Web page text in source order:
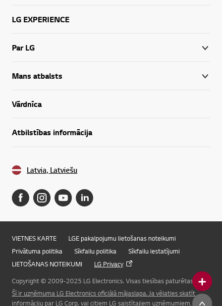
Online Chat
LG EXPERIENCE
Par LG
Mans atbalsts
Vārdnīca
Atbilstības informācija
Latvia, Latviešu
VIETNES KARTE
LGE pakalpojumu lietošanas noteikumi
Privātuma politika
Sīkfailu politika
Sīkfailu iestatījumi
LIETOŠANAS NOTEIKUMI
LG Privacy
Copyright © 2009-2025 LG Electronics. Visas tiesības paturētas.
Šī ir uzņēmuma LG Electronics oficiālā mājaslapa. Ja vēlaties skatīt
informāciju par LG Corp. vai citiem LG saistītajiem uzņēmumiem, lūdzu,